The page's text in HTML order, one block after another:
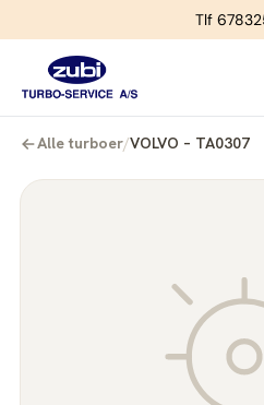
Tlf
Alle turboer/VOLVO – TA0307